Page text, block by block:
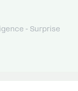
- Surprise